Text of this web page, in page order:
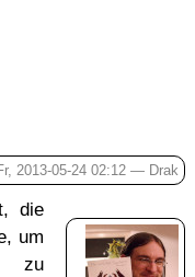
2013-05-24 02:12 — Drak
die
um
zu